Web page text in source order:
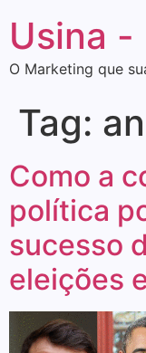
Usina -
O Marketing que
Tag:
Como a
política
sucesso
eleições